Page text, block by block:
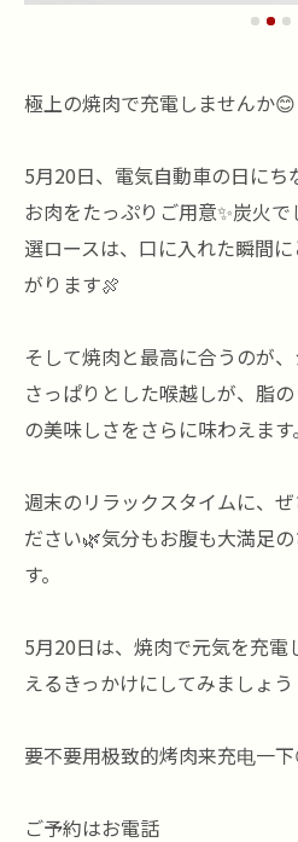
極上の焼肉で充電しませんか😊
5月20日、電気自動車の日にち
お肉をたっぷりご用意✨炭火
選ロースは、口に入れた瞬間
がります🍖
そして焼肉と最高に合うのが
さっぱりとした喉越しが、脂
の美味しさをさらに味わえます。
週末のリラックスタイムに、
ださい🌿気分もお腹も大満足
す。
5月20日は、焼肉で元気を充電
えるきっかけにしてみましょ
要不要用极致的烤肉来充电一下
ご予約はお電話